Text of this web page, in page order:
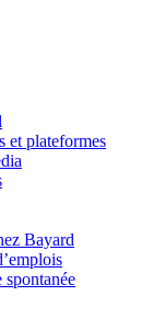
et plateformes
Bayard
spontanée